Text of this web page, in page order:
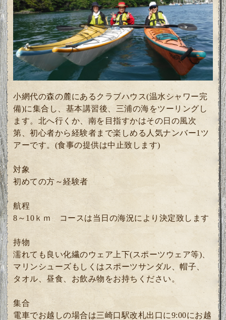
小網代の森の麓にあるクラブハウス(温水シャワー完
備)に集合し、基本講習後、三浦の海をツーリングし
ます。北へ行くか、南を目指すかはその日の風次
第、初心者から経験者まで楽しめる人気ナンバー1ツ
アーです。 (食事の提供は中止致します)
対象
初めての方～経験者
航程
8～10ｋｍ コースは当日の海況により決定致します
持物
濡れても良い化繊のウェア上下(スポーツウェア等)、
マリンシューズもしくはスポーツサンダル、帽子、
タオル、昼食、お飲み物をお持ちください。
集合
電車でお越しの場合は三崎口駅改札出口に9:00にお越